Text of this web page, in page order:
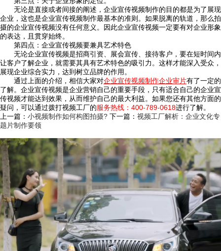
无论是直接或者间接的阐述，企业宣传视频制作的目的都是为了展现
企业，这也是企业宣传视频制作最基本的准则。如果脱离的轨道，那么拍
摄的企业宣传视频没有任何意义。因此企业宣传视频一定要有对企业形象
的表达，且贯穿始终。
第四点：企业宣传视频要兼具艺术特色
无论企业宣传视频是招商引资、展会宣传、接待客户，要在短时间内
让客户了解企业，就需要其具有艺术特色的吸引力。这样才能深入受众，
展现企业综合实力，达到树立品牌的作用。
通过上面的介绍，相信大家对企业宣传视频制作企业审片有了一定的
了解。企业宣传视频是企业营销自己的重要手段，只有适合自己的企业宣
传视频才能达到效果，从而维护自己的最大利益。如果您还有其他方面的
疑问，可以通过拨打视频工厂的服务热线：400-789-0618进行了解。
上一篇： 小视频制作如何构图拍摄? 下一篇： 视频工厂解析：企业文化专
题片制作要领